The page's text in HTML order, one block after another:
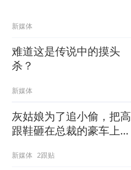
新媒体
难道这是传说中的摸头
杀？
新媒体
灰姑娘为了追小偷，把高
跟鞋砸在总裁的豪车上，
新媒体 2跟贴